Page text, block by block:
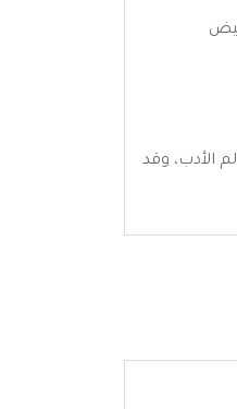
عالم الأدب، وقد